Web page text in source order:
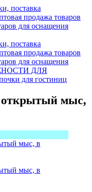
поставка
продажа товаров
для оснащения
поставка
продажа товаров
для оснащения
ДЛЯ
для гостиниц
открытый мыс,